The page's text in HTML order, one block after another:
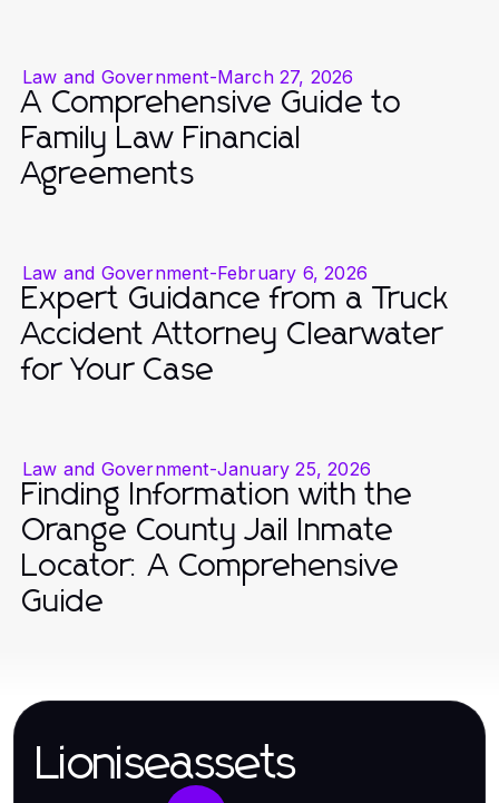
Law and Government-March 27, 2026
A Comprehensive Guide to
Family Law Financial
Agreements
Law and Government-February 6, 2026
Expert Guidance from a Truck
Accident Attorney Clearwater
for Your Case
Law and Government-January 25, 2026
Finding Information with the
Orange County Jail Inmate
Locator: A Comprehensive
Guide
Lioniseassets